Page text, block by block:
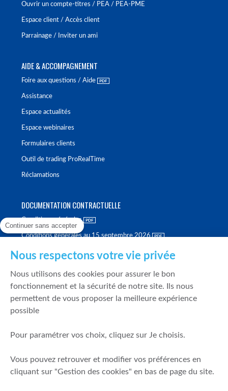
Ouvrir un compte-titres / PEA / PEA-PME
Espace client / Accès client
Parrainage / Inviter un ami
AIDE & ACCOMPAGNEMENT
Foire aux questions / Aide
Assistance
Espace actualités
Espace webinaires
Formulaires clients
Outil de trading ProRealTime
Réclamations
DOCUMENTATION CONTRACTUELLE
Conditions générales
Conditions générales au 15 septembre 2026
Politique de meilleure sélection
Politique de durabilité
Fonds de garantie des dépôts et de résolution
Mentions légales
Prévention de la fraude
Continuer sans accepter
Nous respectons votre vie privée
Nous utilisons des cookies pour assurer le bon
fonctionnement et la sécurité de notre site. Ils nous
permettent de vous proposer la meilleure expérience
possible
Pour paramétrer vos choix, cliquez sur Je choisis.
Vous pouvez retrouver et modifier vos préférences en
cliquant sur "Gestion des cookies" en bas de page du site.